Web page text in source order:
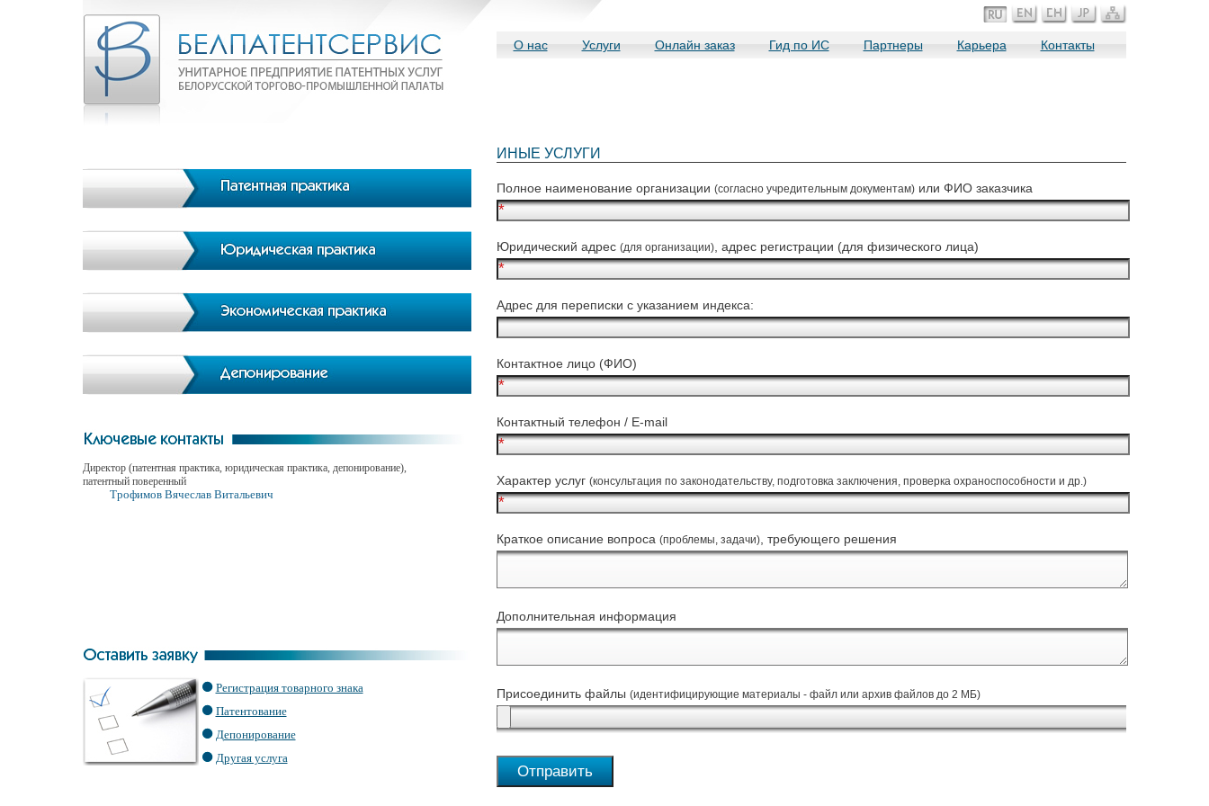
О нас Услуги Онлайн заказ Гид по ИС Партнеры Карьера Контакты
Директор (патентная практика, юридическая практика, депонирование),
патентный поверенный
Трофимов Вячеслав Витальевич
Регистрация товарного знака
Патентование
Депонирование
Другая услуга
ИНЫЕ УСЛУГИ
Полное наименование организации (согласно учредительным документам)или ФИО заказчика
Юридический адрес (для организации), адрес регистрации (для физического лица)
Адрес для переписки с указанием индекса:
Контактное лицо (ФИО)
Контактный телефон / E-mail
Характер услуг (консультация по законодательству, подготовка заключения, проверка охраноспособности и др.)
Краткое описание вопроса (проблемы, задачи), требующего решения
Дополнительная информация
Присоединить файлы (идентифицирующие материалы - файл или архив файлов до 2 МБ)